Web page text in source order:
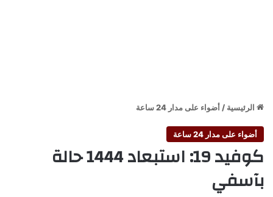
الرئيسية / أضواء على مدار 24 ساعة
أضواء على مدار 24 ساعة
كوفيد 19: استبعاد 1444 حالة
بآسفي